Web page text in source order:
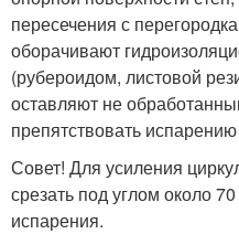
пересечения с
оборачивают
(рубероидом, листовой
оставляют не
препятствовать
Совет! Для усиления
срезать под углом около
испарения.